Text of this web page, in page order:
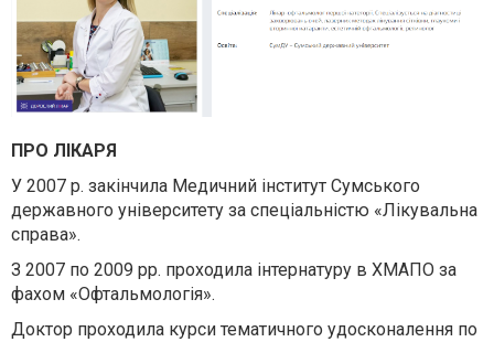
ПРО ЛІКАРЯ
У 2007 р. закінчила Медичний інститут Сумського
державного університету за спеціальністю «Лікувальна
справа».
З 2007 по 2009 рр. проходила інтернатуру в ХМАПО за
фахом «Офтальмологія».
Доктор проходила курси тематичного удосконалення по